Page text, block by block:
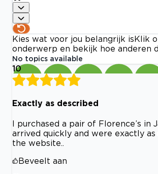
Kies wat voor jou belangrijk is Klik
onderwerp en bekijk hoe anderen
No topics available
10
Exactly as described
I purchased a pair of Florence’s in
arrived quickly and were exactly as
the website..
Beveelt aan